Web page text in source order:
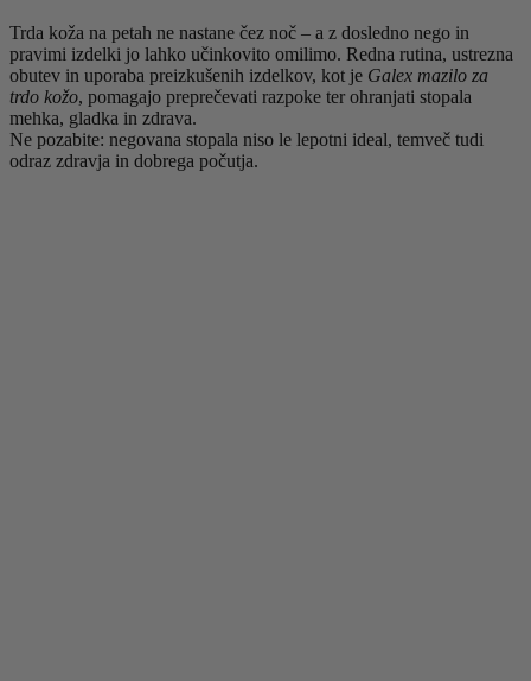
Trda koža na petah ne nastane čez noč – a z dosledno nego in
pravimi izdelki jo lahko učinkovito omilimo. Redna rutina, ustrezna
obutev in uporaba preizkušenih izdelkov, kot je Galex mazilo za
trdo kožo, pomagajo preprečevati razpoke ter ohranjati stopala
mehka, gladka in zdrava.
Ne pozabite: negovana stopala niso le lepotni ideal, temveč tudi
odraz zdravja in dobrega počutja.